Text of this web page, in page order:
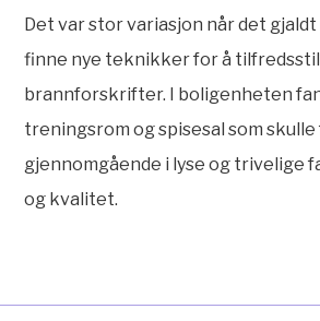
Det var stor variasjon når det
finne nye teknikker for å
brannforskrifter. I boligenheten
treningsrom og spisesal som
gjennomgående i lyse og trivelige
og kvalitet.